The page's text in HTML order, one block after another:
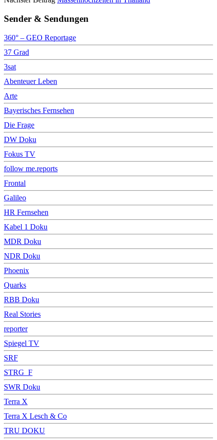
Sender & Sendungen
360° – GEO Reportage
37 Grad
3sat
Abenteuer Leben
Arte
Bayerisches Fernsehen
Die Frage
DW Doku
Fokus TV
follow me.reports
Frontal
Galileo
HR Fernsehen
Kabel 1 Doku
MDR Doku
NDR Doku
Phoenix
Quarks
RBB Doku
Real Stories
reporter
Spiegel TV
SRF
STRG_F
SWR Doku
Terra X
Terra X Lesch & Co
TRU DOKU